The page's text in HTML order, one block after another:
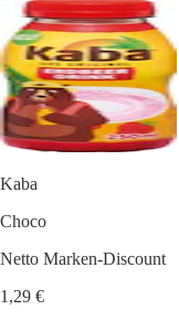
Kaba
Choco
Netto Marken-Discount
1,29 €